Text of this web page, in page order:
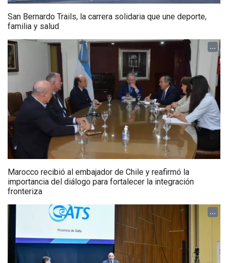
San Bernardo Trails, la carrera solidaria que une deporte,
familia y salud
...
Marocco recibió al embajador de Chile y reafirmó la
importancia del diálogo para fortalecer la integración
fronteriza
...